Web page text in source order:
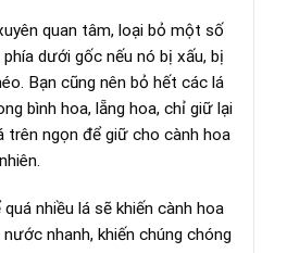
quan tâm, loại bỏ một số
dưới gốc nếu nó bị xấu, bị
Bạn cũng nên bỏ hết các lá
bình hoa, lẵng hoa, chỉ giữ lại
trên ngọn để giữ cho cành hoa
quá nhiều lá sẽ khiến cành hoa
nhanh, khiến chúng chóng